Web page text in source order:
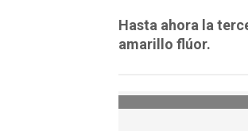
Hasta ahora la
amarillo flúor.